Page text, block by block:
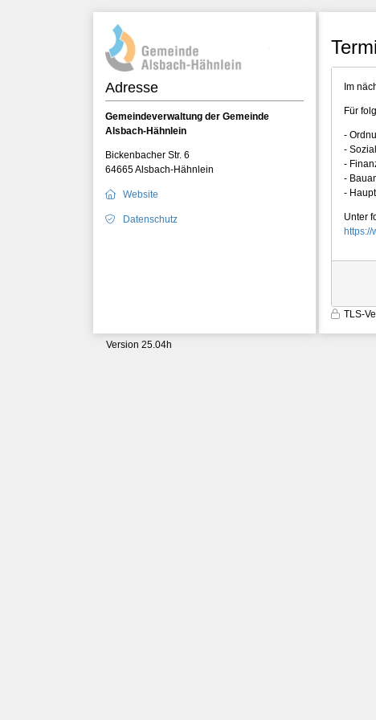
Im
Für
-
-
-
-
-
Unter
TLS-
Adresse
Gemeindeverwaltung der Gemeinde
Alsbach-Hähnlein
Bickenbacher Str. 6
64665 Alsbach-Hähnlein
Website
Datenschutz
Version 25.04h